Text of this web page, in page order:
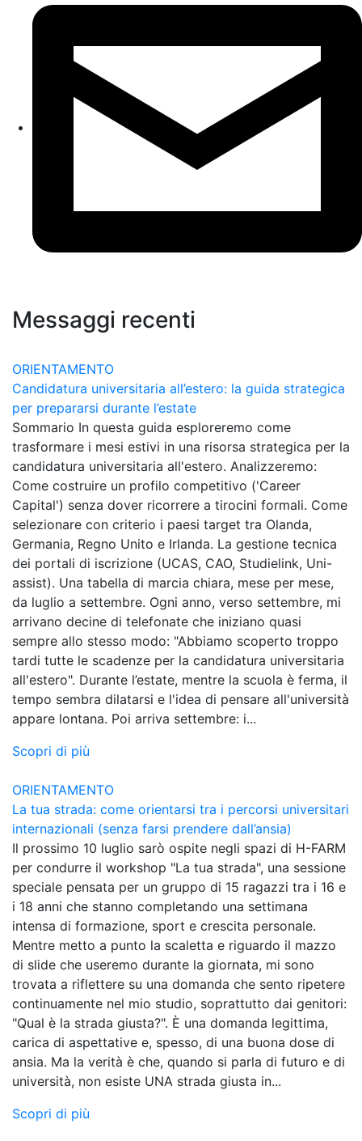
Messaggi recenti
ORIENTAMENTO
Candidatura universitaria all’estero: la guida strategica
per prepararsi durante l’estate
Sommario In questa guida esploreremo come
trasformare i mesi estivi in una risorsa strategica per la
candidatura universitaria all'estero. Analizzeremo:
Come costruire un profilo competitivo ('Career
Capital') senza dover ricorrere a tirocini formali. Come
selezionare con criterio i paesi target tra Olanda,
Germania, Regno Unito e Irlanda. La gestione tecnica
dei portali di iscrizione (UCAS, CAO, Studielink, Uni-
assist). Una tabella di marcia chiara, mese per mese,
da luglio a settembre. Ogni anno, verso settembre, mi
arrivano decine di telefonate che iniziano quasi
sempre allo stesso modo: "Abbiamo scoperto troppo
tardi tutte le scadenze per la candidatura universitaria
all'estero". Durante l’estate, mentre la scuola è ferma, il
tempo sembra dilatarsi e l'idea di pensare all'università
appare lontana. Poi arriva settembre: i...
Scopri di più
ORIENTAMENTO
La tua strada: come orientarsi tra i percorsi universitari
internazionali (senza farsi prendere dall’ansia)
Il prossimo 10 luglio sarò ospite negli spazi di H-FARM
per condurre il workshop "La tua strada", una sessione
speciale pensata per un gruppo di 15 ragazzi tra i 16 e
i 18 anni che stanno completando una settimana
intensa di formazione, sport e crescita personale.
Mentre metto a punto la scaletta e riguardo il mazzo
di slide che useremo durante la giornata, mi sono
trovata a riflettere su una domanda che sento ripetere
continuamente nel mio studio, soprattutto dai genitori:
"Qual è la strada giusta?". È una domanda legittima,
carica di aspettative e, spesso, di una buona dose di
ansia. Ma la verità è che, quando si parla di futuro e di
università, non esiste UNA strada giusta in...
Scopri di più